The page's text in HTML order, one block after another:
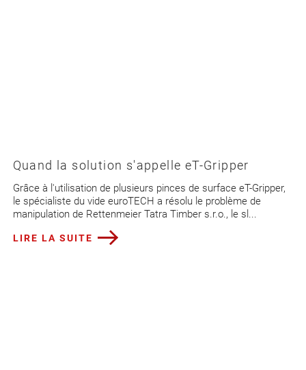
Quand la solution s'appelle eT-Gripper
Grâce à l'utilisation de plusieurs pinces de surface eT-Gripper,
le spécialiste du vide euroTECH a résolu le problème de
manipulation de Rettenmeier Tatra Timber s.r.o., le sl...
LIRE LA SUITE